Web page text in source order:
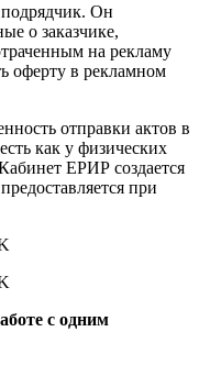
подрядчик. Он
о заказчике,
на рекламу
оферту в рекламном
отправки актов в
как у физических
ЕРИР создается
при
с одним